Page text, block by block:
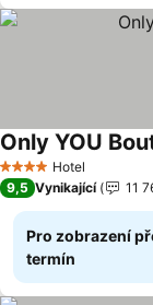
4 Počet hvězdiček
Hotel
Only YOU
9,5 Vynikající 11
Pro zobrazení
termín